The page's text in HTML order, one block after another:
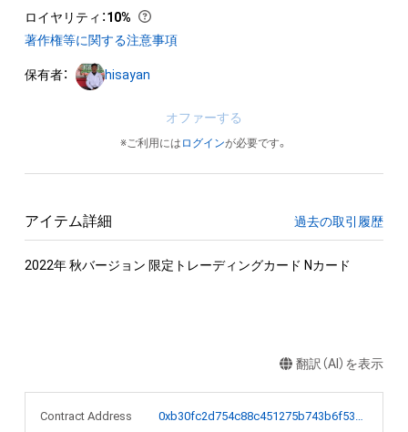
ロイヤリティ ：10%
著作権等に関する注意事項
保有者： hisayan
オファーする
※ご利用には ログインが必要です。
アイテム詳細 過去の取引履歴
2022年 秋バージョン 限定トレーディングカード Nカード
翻訳（AI）を表示
Contract Address
0xb30fc2d754c88c451275b743b6f530f19f643683